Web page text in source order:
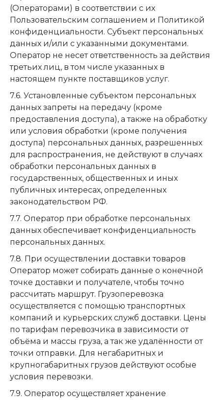
(Операторами) в соответствии с их
Пользовательским соглашением и Политикой
конфиденциальности. Субъект персональных
данных и/или с указанными документами.
Оператор не несет ответственность за действия
третьих лиц, в том числе указанных в
настоящем пункте поставщиков услуг.
7.6. Установленные субъектом персональных
данных запреты на передачу (кроме
предоставления доступа), а также на обработку
или условия обработки (кроме получения
доступа) персональных данных, разрешенных
для распространения, не действуют в случаях
обработки персональных данных в
государственных, общественных и иных
публичных интересах, определенных
законодательством РФ.
7.7. Оператор при обработке персональных
данных обеспечивает конфиденциальность
персональных данных.
7.8. При осуществлении доставки товаров
Оператор может собирать данные о конечной
точке доставки и получателе, чтобы точно
рассчитать маршрут. Грузоперевозка
осуществляется с помощью транспортных
компаний и курьерских служб доставки. Цены
по тарифам перевозчика в зависимости от
объёма и массы груза, а так же удалённости от
точки отправки. Для негабаритных и
крупногабаритных грузов действуют особые
условия перевозки.
7.9. Оператор осуществляет хранение